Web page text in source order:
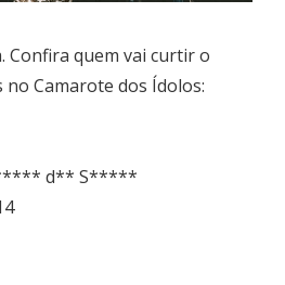
Confira quem vai curtir o
Camarote dos Ídolos:
d** S*****